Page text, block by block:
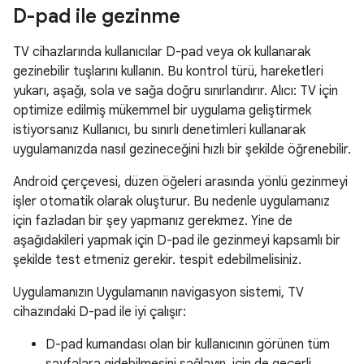
D-pad ile gezinme
TV cihazlarında kullanıcılar D-pad veya ok kullanarak
gezinebilir tuşlarını kullanın. Bu kontrol türü, hareketleri
yukarı, aşağı, sola ve sağa doğru sınırlandırır. Alıcı: TV için
optimize edilmiş mükemmel bir uygulama geliştirmek
istiyorsanız Kullanıcı, bu sınırlı denetimleri kullanarak
uygulamanızda nasıl gezineceğini hızlı bir şekilde öğrenebilir.
Android çerçevesi, düzen öğeleri arasında yönlü gezinmeyi
işler otomatik olarak oluşturur. Bu nedenle uygulamanız
için fazladan bir şey yapmanız gerekmez. Yine de
aşağıdakileri yapmak için D-pad ile gezinmeyi kapsamlı bir
şekilde test etmeniz gerekir. tespit edebilmelisiniz.
Uygulamanızın Uygulamanın navigasyon sistemi, TV
cihazındaki D-pad ile iyi çalışır:
D-pad kumandası olan bir kullanıcının görünen tüm